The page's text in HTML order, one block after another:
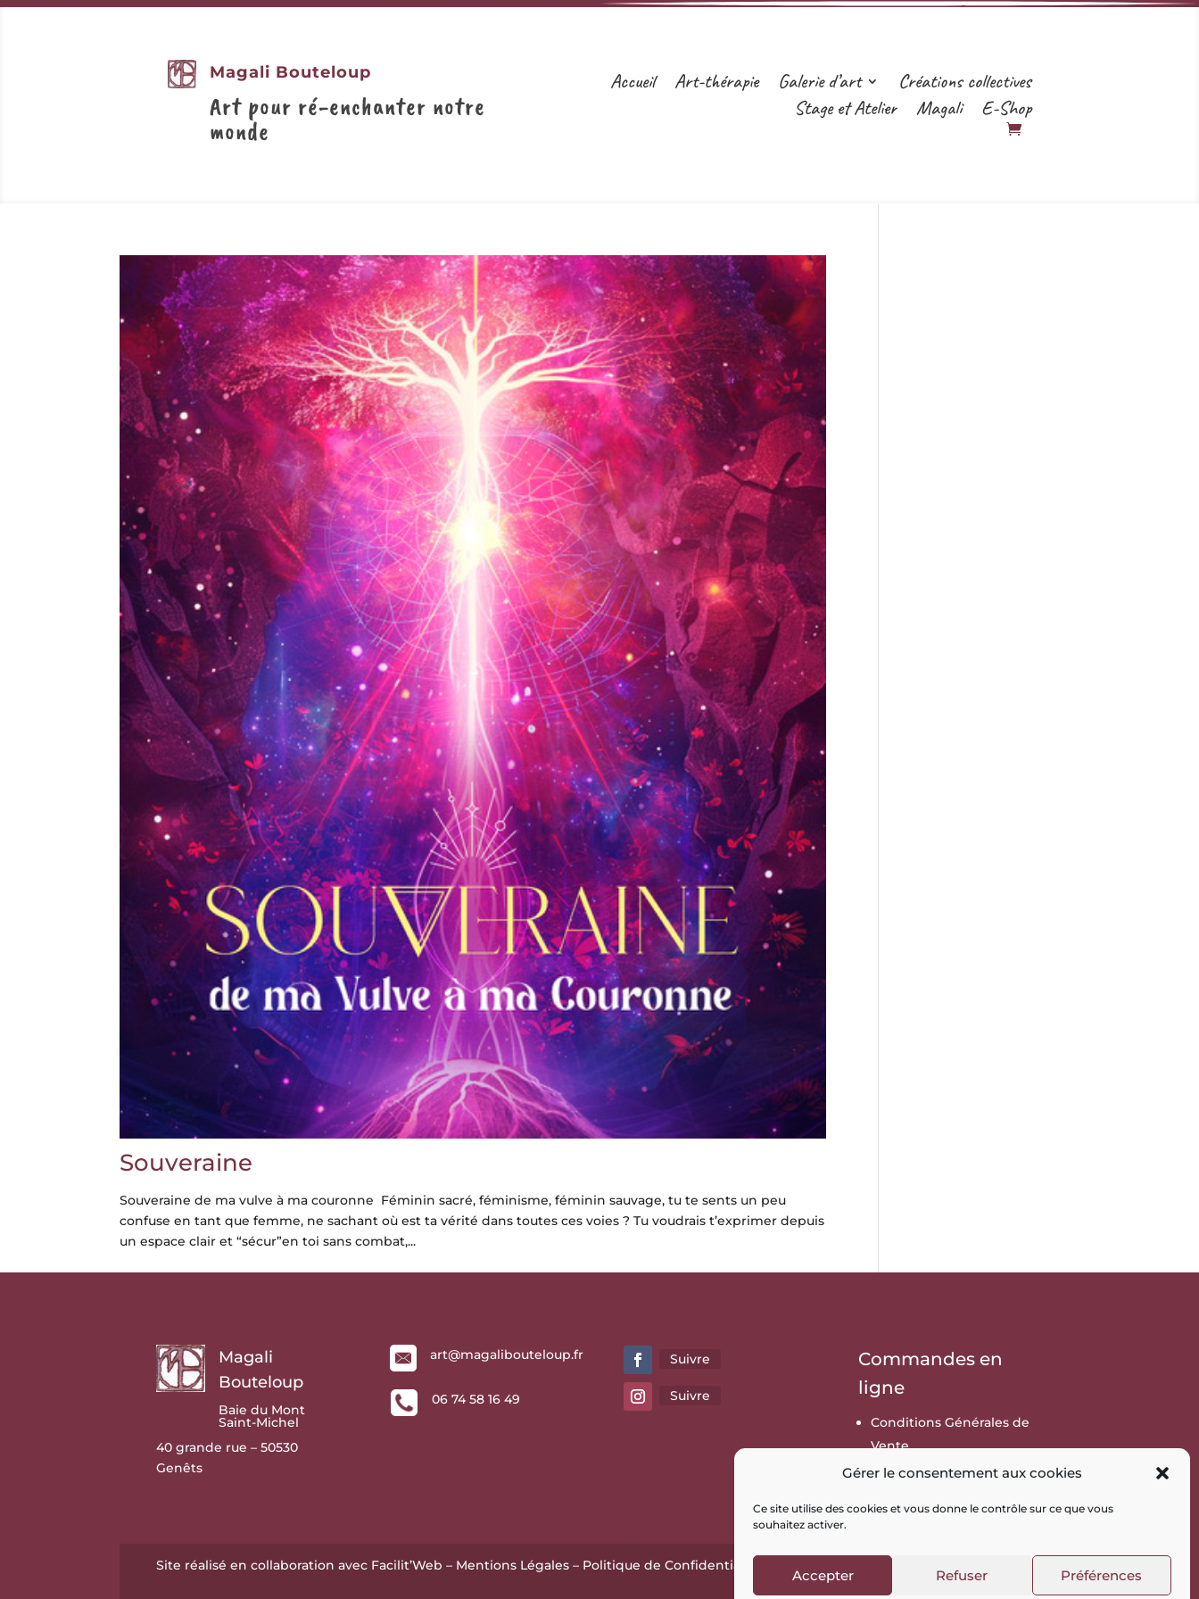
Gérer le consentement aux cookies
Ce site utilise des cookies et vous donne le contrôle sur ce que vous
souhaitez activer.
Accepter Refuser Préférences
Magali Bouteloup
Art pour ré-enchanter notre
monde
Accueil Art-thérapie Galerie d’art
Créations collectives
Stage et Atelier
Magali E-Shop
Souveraine
Souveraine de ma vulve à ma couronne Féminin sacré, féminisme, féminin sauvage, tu te sents un peu
confuse en tant que femme, ne sachant où est ta vérité dans toutes ces voies ? Tu voudrais t’exprimer depuis
un espace clair et “sécur”en toi sans combat,...
Magali
Bouteloup
Baie du Mont
Saint-Michel
40 grande rue – 50530
Genêts
art@magalibouteloup.fr
06 74 58 16 49
Suivre
Suivre
Commandes en
ligne
Conditions Générales de
Vente
Mes commandes
Mot de passe perdu
Site réalisé en collaboration avec Facilit’Web – Mentions Légales– Politique de Confidentialité